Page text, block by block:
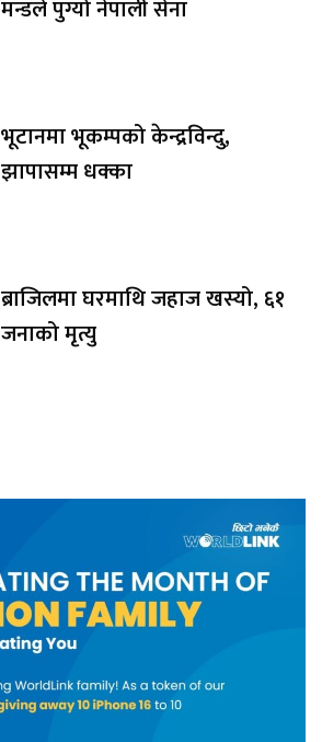
मन्डले पुग्यो नेपाली सेना
भूटानमा भूकम्पको केन्द्रविन्दु,
झापासम्म धक्का
ब्राजिलमा घरमाथि जहाज खस्यो, ६१
जनाको मृत्यु